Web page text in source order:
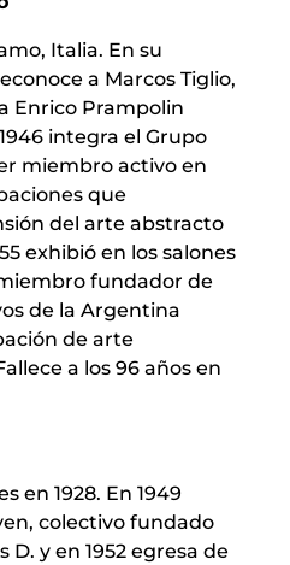
Italia. En su
a Marcos Tiglio,
Enrico Prampolin
integra el Grupo
miembro activo en
que
del arte abstracto
exhibió en los salones
fundador de
de la Argentina
de arte
a los 96 años en
en 1928. En 1949
colectivo fundado
y en 1952 egresa de